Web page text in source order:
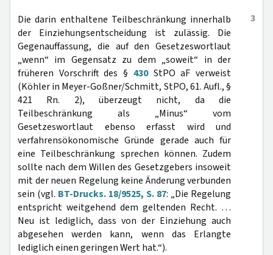
3
Die darin enthaltene Teilbeschränkung innerhalb
der Einziehungsentscheidung ist zulässig. Die
Gegenauffassung, die auf den Gesetzeswortlaut
„wenn“ im Gegensatz zu dem „soweit“ in der
früheren Vorschrift des § 430StPO aF verweist
(Köhler in Meyer-Goßner/Schmitt, StPO, 61. Aufl., §
421 Rn. 2), überzeugt nicht, da die
Teilbeschränkung als „Minus“ vom
Gesetzeswortlaut ebenso erfasst wird und
verfahrensökonomische Gründe gerade auch für
eine Teilbeschränkung sprechen können. Zudem
sollte nach dem Willen des Gesetzgebers insoweit
mit der neuen Regelung keine Änderung verbunden
sein (vgl. BT-Drucks. 18/9525, S. 87: „Die Regelung
entspricht weitgehend dem geltenden Recht. …
Neu ist lediglich, dass von der Einziehung auch
abgesehen werden kann, wenn das Erlangte
lediglich einen geringen Wert hat.“).